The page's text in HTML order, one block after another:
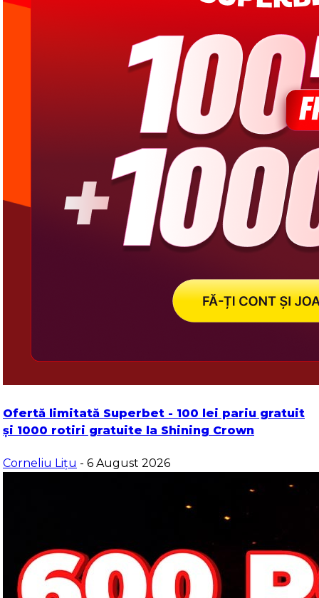
Ofertă limitată Superbet - 100 lei pariu gratuit
și 1000 rotiri gratuite la Shining Crown
Corneliu Lițu - 6 August 2026